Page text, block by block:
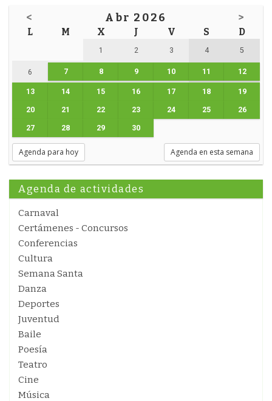
< Abr 2026 >
L M X J V S D
1 2 3 4 5
6 7 8 9 10 11 12
13 14 15 16 17 18 19
20 21 22 23 24 25 26
27 28 29 30
Agenda para hoy Agenda en esta semana
Agenda de actividades
Carnaval
Certámenes - Concursos
Conferencias
Cultura
Semana Santa
Danza
Deportes
Juventud
Baile
Poesía
Teatro
Cine
Música